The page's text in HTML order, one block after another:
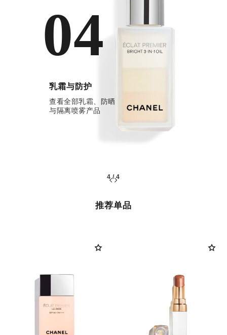
04
乳霜与防护
查看全部乳霜、防晒
与隔离喷雾产品
4/4
推荐单品